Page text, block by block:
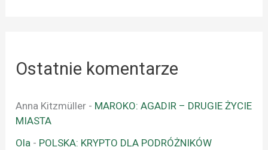
Ostatnie komentarze
Anna Kitzmüller - MAROKO: AGADIR – DRUGIE ŻYCIE
MIASTA
Ola - POLSKA: KRYPTO DLA PODRÓŻNIKÓW